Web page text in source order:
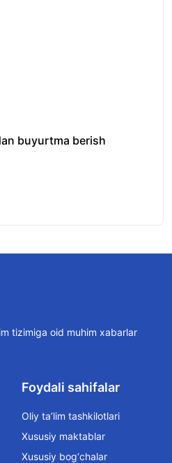
buyurtma berish
tizimiga oid muhim xabarlar
Foydali sahifalar
Oliy ta’lim tashkilotlari
Xususiy maktablar
Xususiy bog‘chalar